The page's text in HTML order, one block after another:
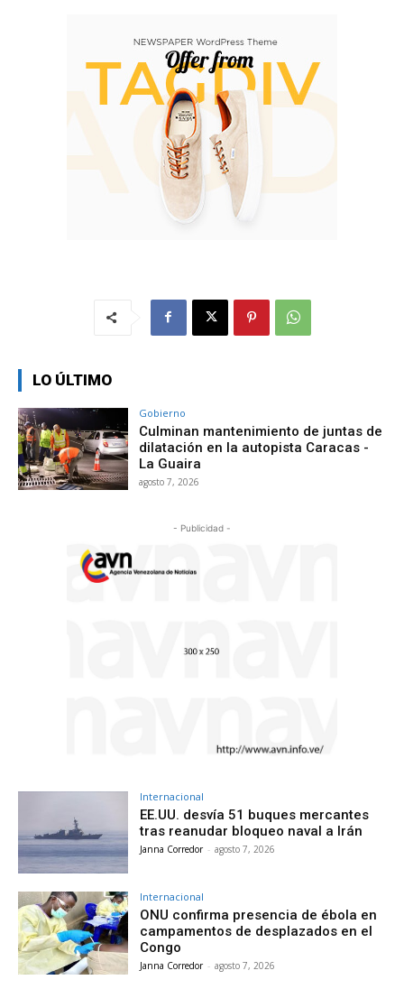
LO ÚLTIMO
Gobierno
Culminan mantenimiento de juntas de
dilatación en la autopista Caracas -
La Guaira
agosto 7, 2026
- Publicidad -
Internacional
EE.UU. desvía 51 buques mercantes
tras reanudar bloqueo naval a Irán
Janna Corredor - agosto 7, 2026
Internacional
ONU confirma presencia de ébola en
campamentos de desplazados en el
Congo
Janna Corredor - agosto 7, 2026